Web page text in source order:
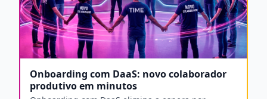
Onboarding com DaaS: novo colaborador
produtivo em minutos